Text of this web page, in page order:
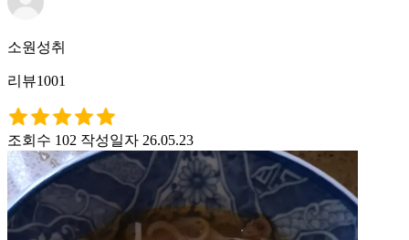
소원성취
리뷰1001
조회수 102 작성일자 26.05.23